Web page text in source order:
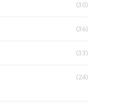
(30)
(36)
(33)
(24)